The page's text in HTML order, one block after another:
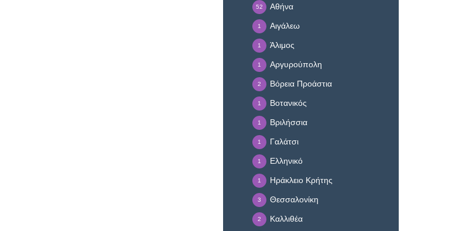
Αθήνα
52
Αιγάλεω
1
Άλιμος
1
Αργυρούπολη
1
Βόρεια Προάστια
2
Βοτανικός
1
Βριλήσσια
1
Γαλάτσι
1
Ελληνικό
1
Ηράκλειο Κρήτης
1
Θεσσαλονίκη
3
Καλλιθέα
2